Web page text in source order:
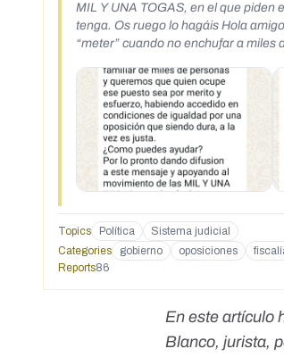
MIL Y UNA TOGAS, en el que piden
tenga. Os ruego lo hagáis Hola amigo que tal? Vengo otra vez a darte la lata El nuevo proyecto de ley presentado por el gobierno viene a
“meter” cuando no enchufar a miles
soborno porque las oposiciones
dando la batalla pero aparte se ha
estado, abogados, procuradores y a
aprobado en el comite una carta de
Tenemos ya en torno a 2000 jueces
pegar este mensaje a toda pesona
Derecho y a esto hay que darle toda
poderes, si hay recuperación no va
miles de personas y queremos que
una oposición que siendo dura, a la
movimiento de las MIL Y UNA
pasandole este mensaje y pidiendo
podéis informar?
Topics Política Sistema judicial
Categories
gobierno oposiciones
Reports86
En este artículo
Blanco, jurista,